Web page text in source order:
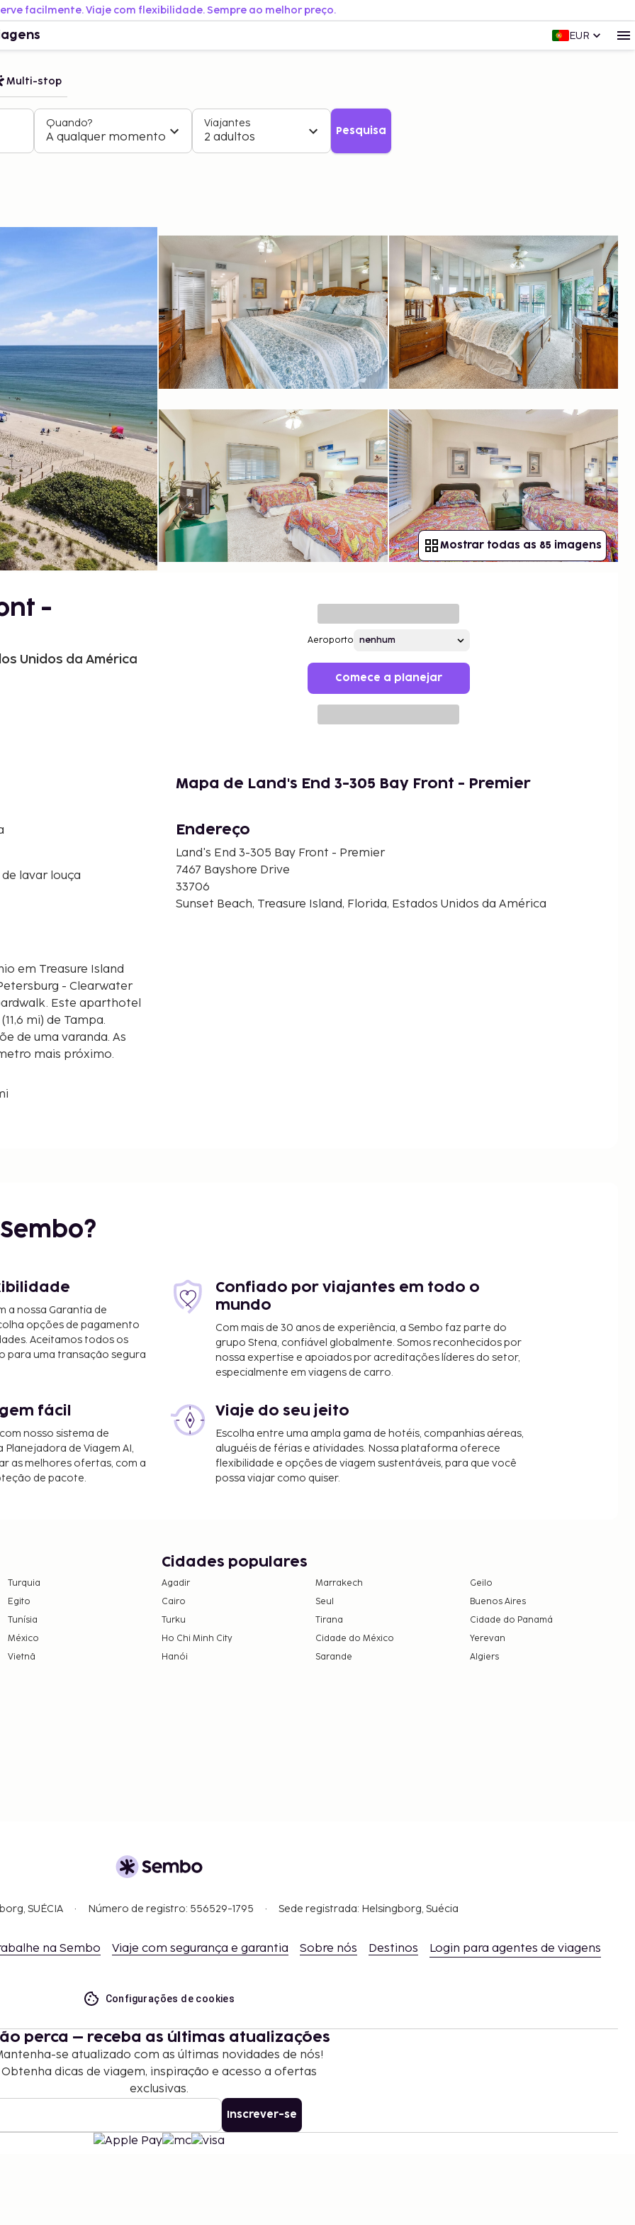
facilmente. Viaje com flexibilidade. Sempre ao melhor preço.
EUR
Multi-stop
Quando?
A qualquer momento
Viajantes
2 adultos Pesquisa
Mostrar todas as 85 imagens
-
Unidos da América
Aeroporto
Comece a planejar
lavar louça
em Treasure Island
- Clearwater
aparthotel
mi) de Tampa.
de uma varanda. As
mais próximo.
18,2 km/11,3 mi
de St. Petersburg-
- 46 km/28,6 mi
Bradenton) -
recreativas e
Mapa de Land's End 3-305 Bay Front - Premier
Endereço
Land's End 3-305 Bay Front - Premier
7467 Bayshore Drive
33706
Sunset Beach, Treasure Island, Florida, Estados Unidos da América
a nossa Garantia de
opções de pagamento
Aceitamos todos os
para uma transação segura
Confiado por viajantes em todo o
mundo
Com mais de 30 anos de experiência, a Sembo faz parte do
grupo Stena, confiável globalmente. Somos reconhecidos por
nossa expertise e apoiados por acreditações líderes do setor,
especialmente em viagens de carro.
fácil
nosso sistema de
Planejadora de Viagem AI,
as melhores ofertas, com a
de pacote.
Viaje do seu jeito
Escolha entre uma ampla gama de hotéis, companhias aéreas,
aluguéis de férias e atividades. Nossa plataforma oferece
flexibilidade e opções de viagem sustentáveis, para que você
possa viajar como quiser.
Turquia
Egito
Tunísia
México
Vietnã
Cidades populares
Agadir Marrakech
Geilo
Cairo
Seul
Buenos Aires
Turku
Tirana
Cidade do Panamá
Ho Chi Minh City
Cidade do México
Yerevan
Hanói
Sarande Algiers
SUÉCIA Número de registro: 556529-1795 Sede registrada: Helsingborg, Suécia
na Sembo Viaje com segurança e garantia Sobre nós Destinos Login para agentes de viagens
Configurações de cookies
perca – receba as últimas atualizações
se atualizado com as últimas novidades de nós!
Obtenha dicas de viagem, inspiração e acesso a ofertas
exclusivas.
Inscrever-se